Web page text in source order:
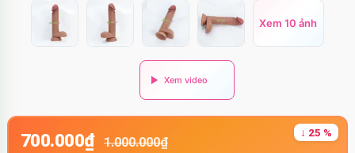
Xem 10 ảnh
700.000₫ 1.000.000₫
↓ 25 %